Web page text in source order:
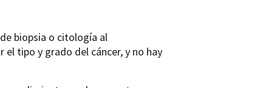
biopsia o citología al
tipo y grado del cáncer, y no hay